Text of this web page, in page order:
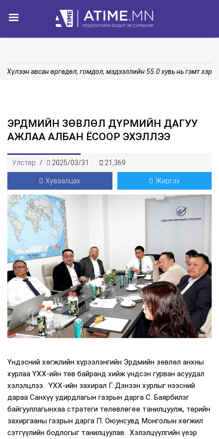
Хүлээн авсан өргөдөл, гомдол, мэдээллийн 55.0 хувь нь гэмт
ЭРДМИЙН ЗӨВЛӨЛ ДҮРМИЙН ДАГУУ
АЖЛАА АЛБАН ЁСООР ЭХЭЛЛЭЭ
Улстөр / 2025/03/31 21,369
Хуваалцах Жиргэх
Үндэсний хөгжлийн хүрээлэнгийн Эрдмийн зөвлөл анхны
хурлаа ҮХХ-ийн төв байранд хийж үндсэн гурван асуудал
хэлэлцлээ. ҮХХ-ийн захирал Г. Дэнзэн хурлыг нээсний
дараа Санхүү удирдлагын газрын дарга С. Баярбилэг
байгууллагынхаа стратеги төлөвлөгөө танилцуулж, төрийн
захиргааны газрын дарга П. Оюунсувд Монголын хөгжил
сэтгүүлийн бодлогыг танилцуулав. Хэлэлцүүлгийн үеэр